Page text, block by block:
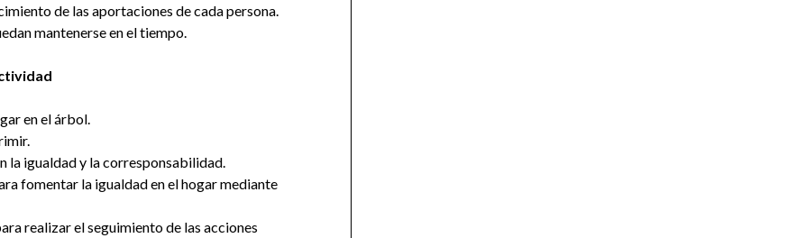
de las aportaciones de cada persona.
mantenerse en el tiempo.
en el árbol.
la igualdad y la corresponsabilidad.
fomentar la igualdad en el hogar mediante
realizar el seguimiento de las acciones